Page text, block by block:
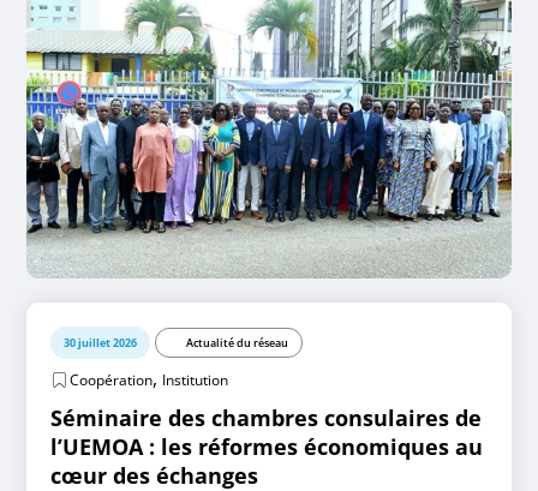
30 juillet 2026 Actualité du réseau
Coopération, Institution
Séminaire des chambres consulaires de
l’UEMOA : les réformes économiques au
cœur des échanges